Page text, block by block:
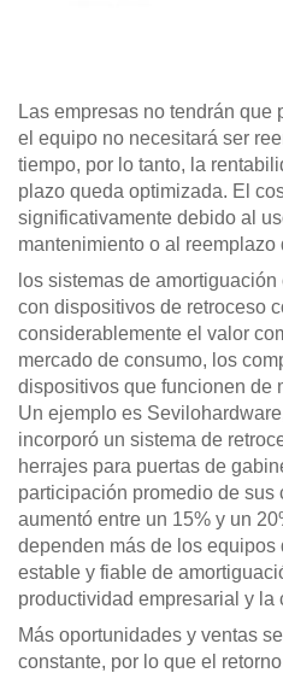
Las empresas no tendrán que
el equipo no necesitará ser
tiempo, por lo tanto, la
plazo queda optimizada. El
significativamente debido al
mantenimiento o al reemplazo
los sistemas de
con dispositivos de retroceso
considerablemente el valor
mercado de consumo, los
dispositivos que funcionen de
Un ejemplo es
incorporó un sistema de
herrajes para puertas de
participación promedio de sus
aumentó entre un 15% y un
dependen más de los
estable y fiable de
productividad empresarial y la
Más oportunidades y ventas
constante, por lo que el